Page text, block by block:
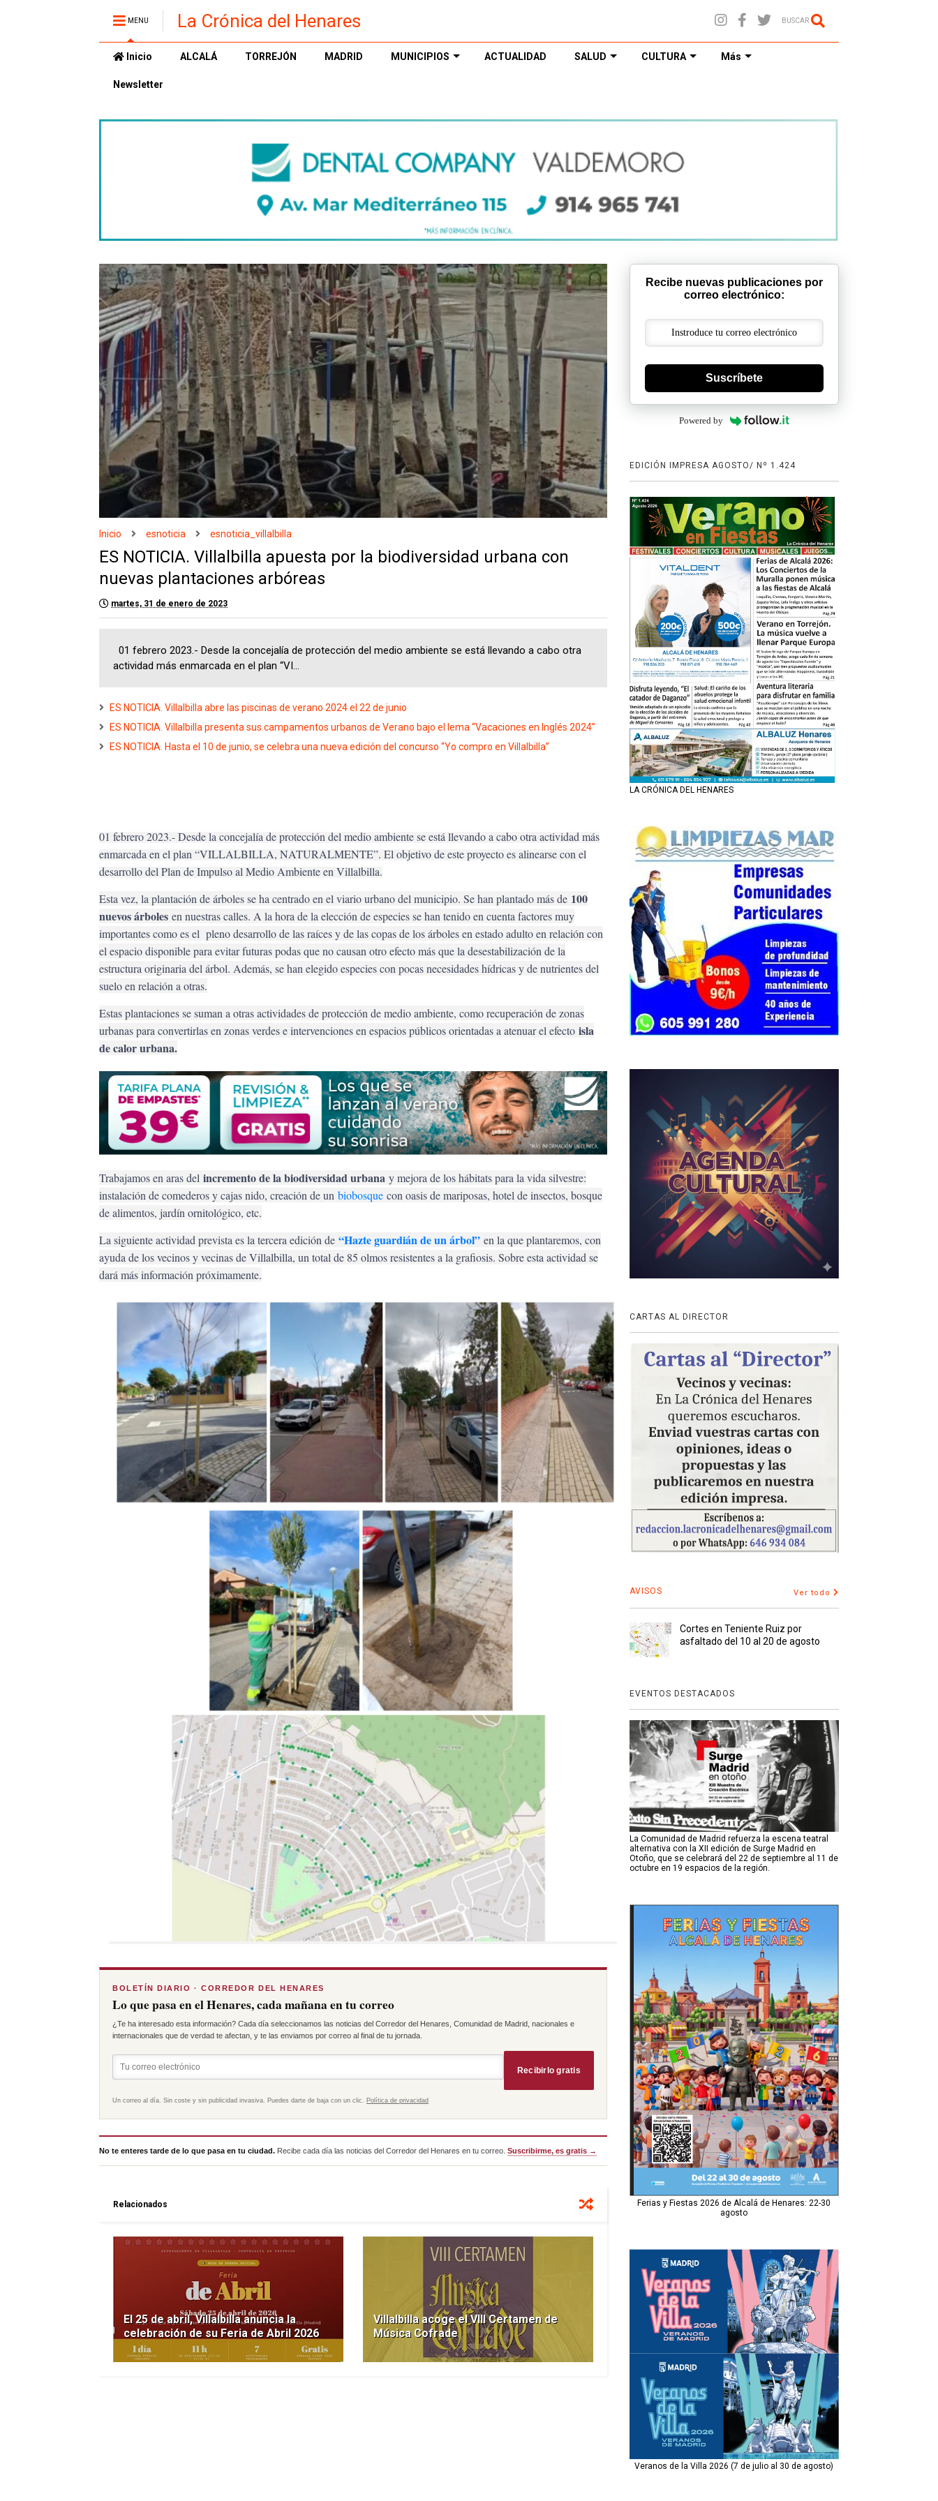
MENU La Crónica del Henares BUSCAR
Inicio ALCALÁ TORREJÓN MADRID MUNICIPIOS ACTUALIDAD SALUD CULTURA Más
Newsletter
Inicio esnoticia esnoticia_villalbilla
ES NOTICIA. Villalbilla apuesta por la biodiversidad urbana con
nuevas plantaciones arbóreas
martes, 31 de enero de 2023
01 febrero 2023.- Desde la concejalía de protección del medio ambiente se está llevando a cabo otra
actividad más enmarcada en el plan “VI...
ES NOTICIA. Villalbilla abre las piscinas de verano 2024 el 22 de junio
ES NOTICIA. Villalbilla presenta sus campamentos urbanos de Verano bajo el lema “Vacaciones en Inglés 2024”
ES NOTICIA. Hasta el 10 de junio, se celebra una nueva edición del concurso “Yo compro en Villalbilla”
01 febrero 2023.- Desde la concejalía de protección del medio ambiente se está llevando a cabo otra actividad más
enmarcada en el plan “VILLALBILLA, NATURALMENTE”. El objetivo de este proyecto es alinearse con el
desarrollo del Plan de Impulso al Medio Ambiente en Villalbilla.
Esta vez, la plantación de árboles se ha centrado en el viario urbano del municipio. Se han plantado más de 100
nuevos árboles en nuestras calles. A la hora de la elección de especies se han tenido en cuenta factores muy
importantes como es el pleno desarrollo de las raíces y de las copas de los árboles en estado adulto en relación con
el espacio disponible para evitar futuras podas que no causan otro efecto más que la desestabilización de la
estructura originaria del árbol. Además, se han elegido especies con pocas necesidades hídricas y de nutrientes del
suelo en relación a otras.
Estas plantaciones se suman a otras actividades de protección de medio ambiente, como recuperación de zonas
urbanas para convertirlas en zonas verdes e intervenciones en espacios públicos orientadas a atenuar el efecto isla
de calor urbana.
Trabajamos en aras del incremento de la biodiversidad urbana y mejora de los hábitats para la vida silvestre:
instalación de comederos y cajas nido, creación de un biobosque con oasis de mariposas, hotel de insectos, bosque
de alimentos, jardín ornitológico, etc.
La siguiente actividad prevista es la tercera edición de “Hazte guardián de un árbol” en la que plantaremos, con
ayuda de los vecinos y vecinas de Villalbilla, un total de 85 olmos resistentes a la grafiosis. Sobre esta actividad se
dará más información próximamente.
BOLETÍN DIARIO · CORREDOR DEL HENARES
Lo que pasa en el Henares, cada mañana en tu correo
¿Te ha interesado esta información? Cada día seleccionamos las noticias del Corredor del Henares, Comunidad de Madrid, nacionales e
internacionales que de verdad te afectan, y te las enviamos por correo al final de tu jornada.
Recibirlo gratis
Un correo al día. Sin coste y sin publicidad invasiva. Puedes darte de baja con un clic. Política de privacidad
No te enteres tarde de lo que pasa en tu ciudad. Recibe cada día las noticias del Corredor del Henares en tu correo. Suscribirme, es gratis →
Relacionados
El 25 de abril, Villalbilla anuncia la
celebración de su Feria de Abril 2026
Villalbilla acoge el VIII Certamen de
Música Cofrade
Recibe nuevas publicaciones por
correo electrónico:
Suscríbete
Powered by
EDICIÓN IMPRESA AGOSTO/ Nº 1.424
LA CRÓNICA DEL HENARES
CARTAS AL DIRECTOR
AVISOS Ver todo
Cortes en Teniente Ruiz por
asfaltado del 10 al 20 de agosto
EVENTOS DESTACADOS
La Comunidad de Madrid refuerza la escena teatral
alternativa con la XII edición de Surge Madrid en
Otoño, que se celebrará del 22 de septiembre al 11 de
octubre en 19 espacios de la región.
Ferias y Fiestas 2026 de Alcalá de Henares: 22-30
agosto
Veranos de la Villa 2026 (7 de julio al 30 de agosto)